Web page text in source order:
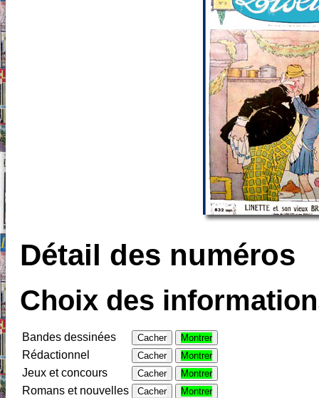
Détail des numéros
Choix des
Bandes dessinées Cacher Montrer
Rédactionnel Cacher Montrer
Jeux et concours Cacher Montrer
Romans et nouvelles Cacher Montrer